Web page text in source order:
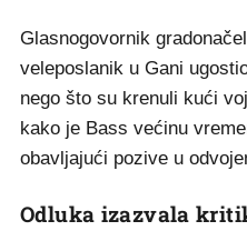
Glasnogovornik
veleposlanik u Gani
nego što su krenuli kući
kako je Bass većinu
obavljajući pozive u
Odluka izazvala